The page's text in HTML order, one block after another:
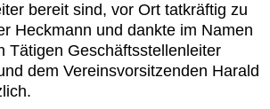
bereit sind, vor Ort tatkräftig zu
Heckmann und dankte im Namen
Tätigen Geschäftsstellenleiter
dem Vereinsvorsitzenden Harald